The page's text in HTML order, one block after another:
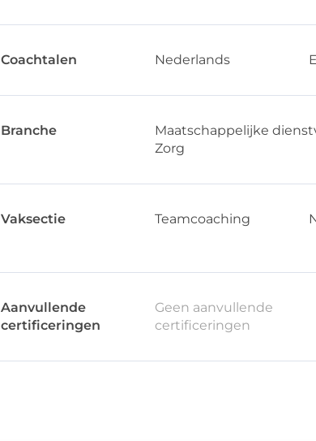
Coachtalen Nederlands
Branche Maatschappelijke
Zorg
Vaksectie Teamcoaching
Aanvullende
certificeringen
Geen aanvullende
certificeringen